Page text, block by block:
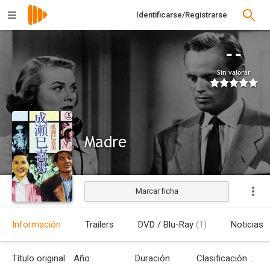
Identificarse/Registrarse
--
Sin valorar
Madre
Estrenada
Marcar ficha
Información Trailers DVD / Blu-Ray (1) Noticias
Título original Año Duración Clasificación por edades